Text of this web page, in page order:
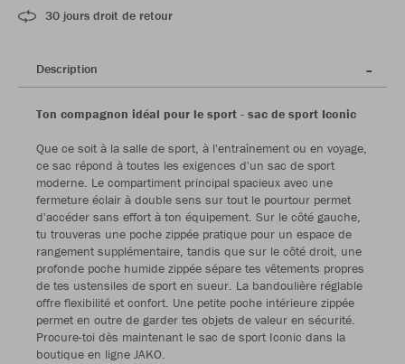
30 jours droit de retour
Description
Ton compagnon idéal pour le sport - sac de sport Iconic
Que ce soit à la salle de sport, à l'entraînement ou en voyage,
ce sac répond à toutes les exigences d'un sac de sport
moderne. Le compartiment principal spacieux avec une
fermeture éclair à double sens sur tout le pourtour permet
d'accéder sans effort à ton équipement. Sur le côté gauche,
tu trouveras une poche zippée pratique pour un espace de
rangement supplémentaire, tandis que sur le côté droit, une
profonde poche humide zippée sépare tes vêtements propres
de tes ustensiles de sport en sueur. La bandoulière réglable
offre flexibilité et confort. Une petite poche intérieure zippée
permet en outre de garder tes objets de valeur en sécurité.
Procure-toi dès maintenant le sac de sport Iconic dans la
boutique en ligne JAKO.